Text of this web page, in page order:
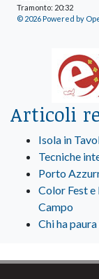
Tramonto: 20:32
© 2026 Powered by
Articoli
Isola in
Tecniche
Porto
Color Fest
Campo
Chi ha